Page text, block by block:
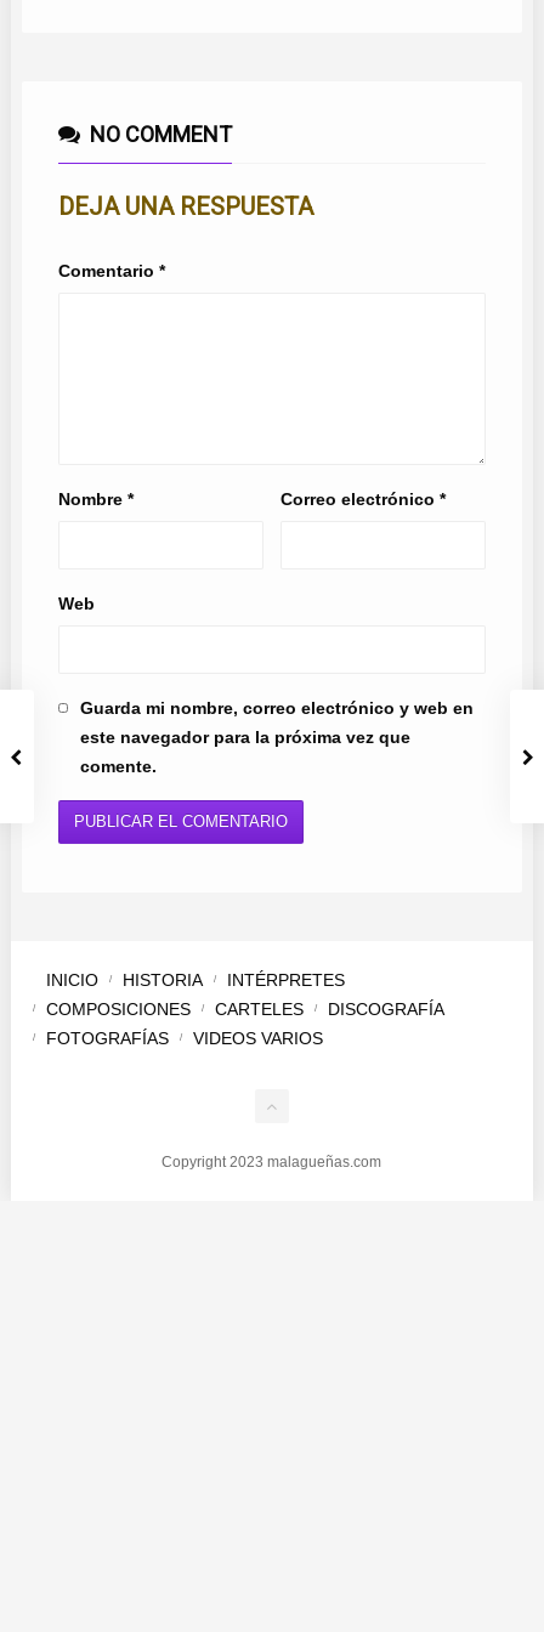
NO COMMENT
DEJA UNA RESPUESTA
Comentario *
Nombre * Correo electrónico*
Web
Guarda mi nombre, correo electrónico y web en
este navegador para la próxima vez que
comente.
Copyright 2023 malagueñas.com
INICIO HISTORIA
INTÉRPRETES
COMPOSICIONES
CARTELES
DISCOGRAFÍA
FOTOGRAFÍAS
VIDEOS VARIOS